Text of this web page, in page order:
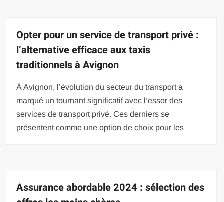
Opter pour un service de transport privé :
l’alternative efficace aux taxis
traditionnels à Avignon
À Avignon, l’évolution du secteur du transport a
marqué un tournant significatif avec l’essor des
services de transport privé. Ces derniers se
présentent comme une option de choix pour les
Assurance abordable 2024 : sélection des